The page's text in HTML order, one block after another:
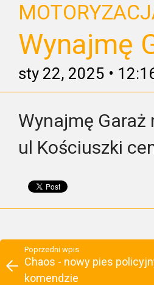
Wynajmę
sty 22, 2025 •
Wynajmę
ul Kościuszki
Poprzedni wpis
Chaos - nowy pies
komendzie